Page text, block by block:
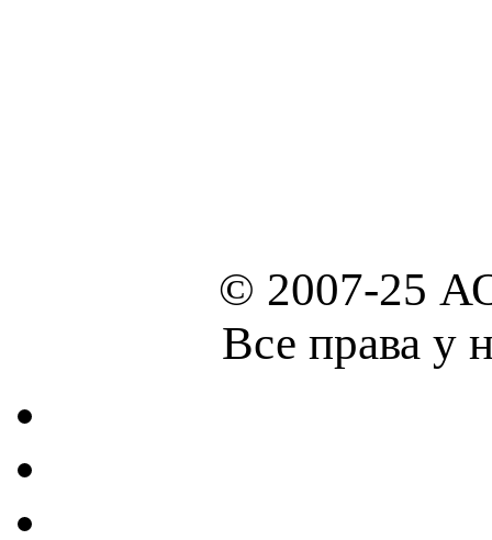
© 2007-25
Все права у